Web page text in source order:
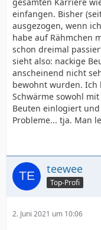
einfangen. Bisher
ausgezogen, wenn
habe auf Rähmchen
schon dreimal
sieht also: nackige
anscheinend nicht
bewohnt wurden. Ich
Schwärme sowohl
Beuten einlogiert
Probleme... tja. Man
teewee
Top-Profi
2. Juni 2021 um 10:06